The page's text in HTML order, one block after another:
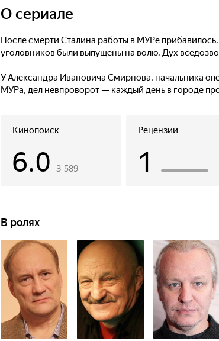
O сериале
После смерти Сталина работы в МУРе
уголовников были выпущены на волю. Дух
У Александра Ивановича Смирнова, начальника
МУРа, дел невпроворот — каждый день в городе
Кинопоиск
6.0 3 589
Рецензии
1
В ролях